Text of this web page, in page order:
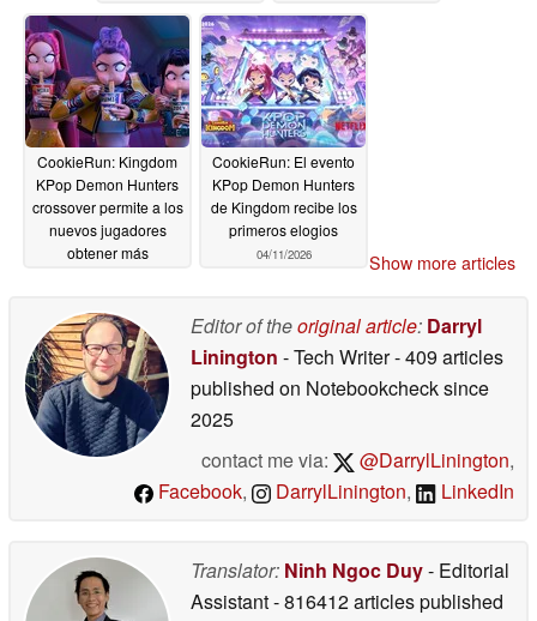
CookieRun: Kingdom
KPop Demon Hunters
crossover permite a los
nuevos jugadores
obtener más
CookieRun: El evento
KPop Demon Hunters
de Kingdom recibe los
primeros elogios
04/11/2026 Show more articles
Editor of theoriginal article: Darryl
Linington - Tech Writer- 409 articles
published on Notebookchecksince
2025
contact me via:
@DarrylLinington,
Facebook, DarrylLinington, LinkedIn
Translator: Ninh Ngoc Duy- Editorial
Assistant- 816412 articles published